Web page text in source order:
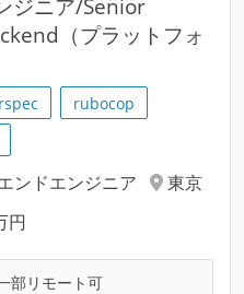
ジニア/Senior
（プラットフォ
rspec
rubocop
ンドエンジニア
東京
円
部リモート可